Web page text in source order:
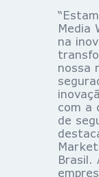
Media
na
nossa
com a
de
Brasil.